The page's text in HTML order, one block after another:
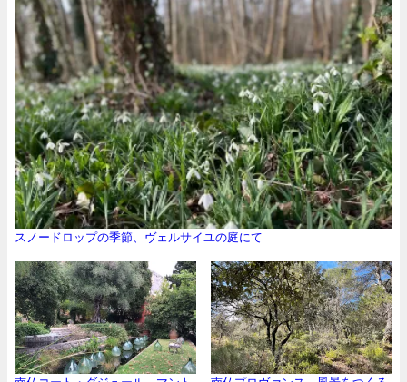
スノードロップの季節、ヴェルサイユの庭にて